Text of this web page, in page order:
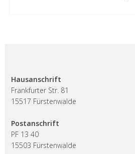
Hausanschrift
Frankfurter Str. 81
15517 Fürstenwalde
Postanschrift
PF 13 40
15503 Fürstenwalde